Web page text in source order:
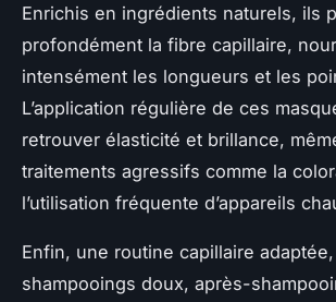
Enrichis en ingrédients naturels, ils
profondément la fibre capillaire,
intensément les longueurs et les
L’application régulière de ces
retrouver élasticité et brillance,
traitements agressifs comme la
l’utilisation fréquente d’appareils
Enfin, une routine capillaire
shampooings doux, après-